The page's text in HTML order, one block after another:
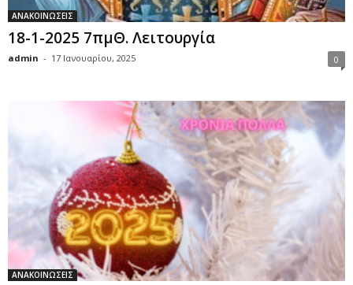
ΑΝΑΚΟΙΝΩΣΕΙΣ
18-1-2025 7πμΘ. Λειτουργία
admin - 17 Ιανουαρίου, 2025 0
ΑΝΑΚΟΙΝΩΣΕΙΣ